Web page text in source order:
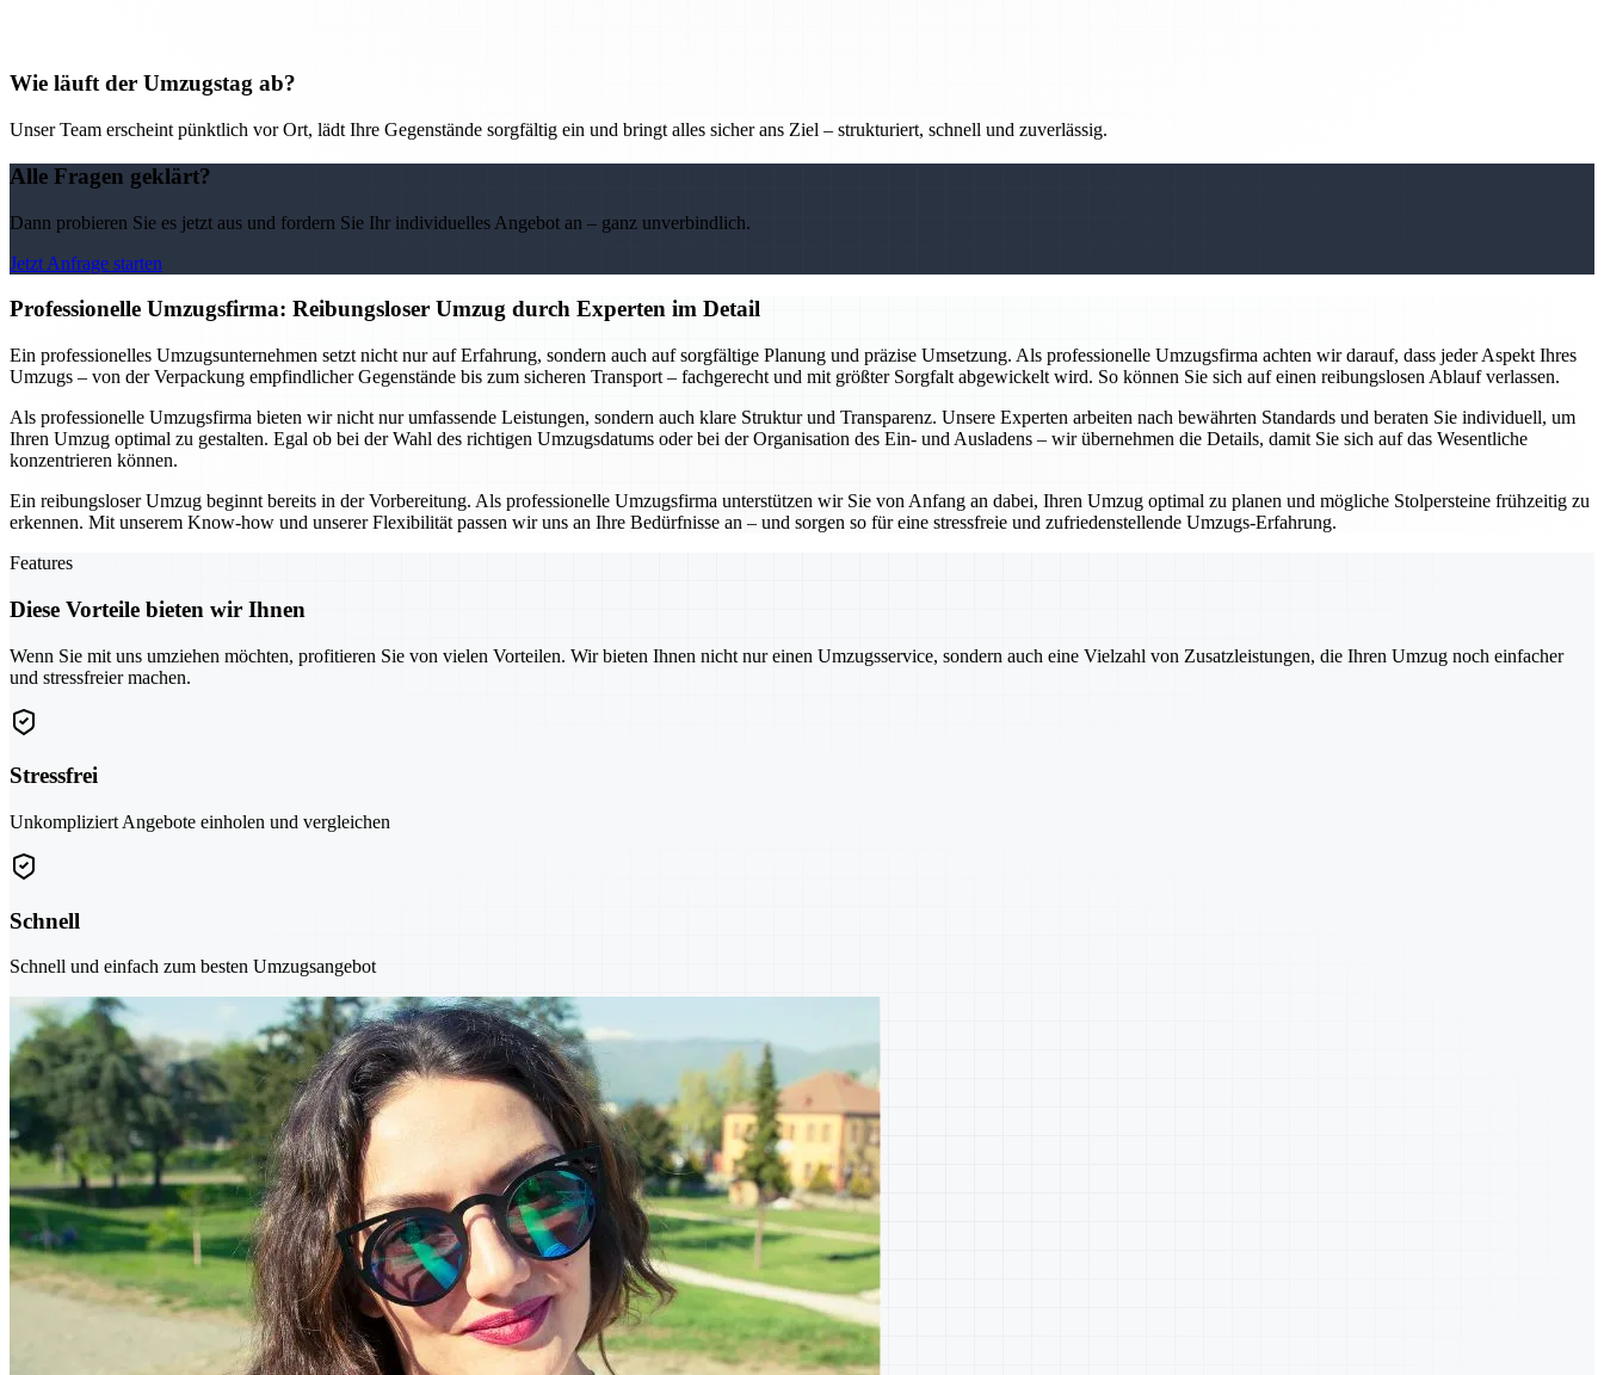
Wie läuft der Umzugstag ab?
Unser Team erscheint pünktlich vor Ort, lädt Ihre Gegenstände sorgfältig ein und bringt alles sicher ans Ziel – strukturiert, schnell und zuverlässig.
Alle Fragen geklärt?
Dann probieren Sie es jetzt aus und fordern Sie Ihr individuelles Angebot an – ganz unverbindlich.
Jetzt Anfrage starten
Professionelle Umzugsfirma: Reibungsloser Umzug durch Experten im Detail
Ein professionelles Umzugsunternehmen setzt nicht nur auf Erfahrung, sondern auch auf sorgfältige Planung und präzise Umsetzung. Als professionelle Umzugsfirma achten wir darauf, dass jeder Aspekt Ihres
Umzugs – von der Verpackung empfindlicher Gegenstände bis zum sicheren Transport – fachgerecht und mit größter Sorgfalt abgewickelt wird. So können Sie sich auf einen reibungslosen Ablauf verlassen.
Als professionelle Umzugsfirma bieten wir nicht nur umfassende Leistungen, sondern auch klare Struktur und Transparenz. Unsere Experten arbeiten nach bewährten Standards und beraten Sie individuell, um
Ihren Umzug optimal zu gestalten. Egal ob bei der Wahl des richtigen Umzugsdatums oder bei der Organisation des Ein- und Ausladens – wir übernehmen die Details, damit Sie sich auf das Wesentliche
konzentrieren können.
Ein reibungsloser Umzug beginnt bereits in der Vorbereitung. Als professionelle Umzugsfirma unterstützen wir Sie von Anfang an dabei, Ihren Umzug optimal zu planen und mögliche Stolpersteine frühzeitig zu
erkennen. Mit unserem Know-how und unserer Flexibilität passen wir uns an Ihre Bedürfnisse an – und sorgen so für eine stressfreie und zufriedenstellende Umzugs-Erfahrung.
Features
Diese Vorteile bieten wir Ihnen
Wenn Sie mit uns umziehen möchten, profitieren Sie von vielen Vorteilen. Wir bieten Ihnen nicht nur einen Umzugsservice, sondern auch eine Vielzahl von Zusatzleistungen, die Ihren Umzug noch einfacher
und stressfreier machen.
Stressfrei
Unkompliziert Angebote einholen und vergleichen
Schnell
Schnell und einfach zum besten Umzugsangebot